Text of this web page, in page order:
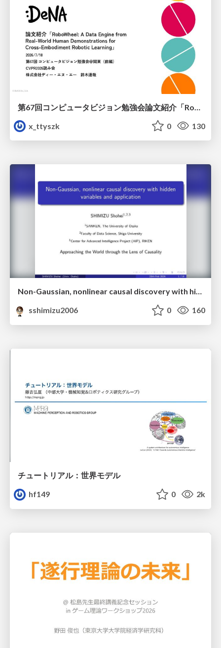
x_ttyszk
0 130
Non-Gaussian, nonlinear causal discovery with hidden variables and application
sshimizu2006
0 160
チュートリアル：世界モデル
hf149
0 2k